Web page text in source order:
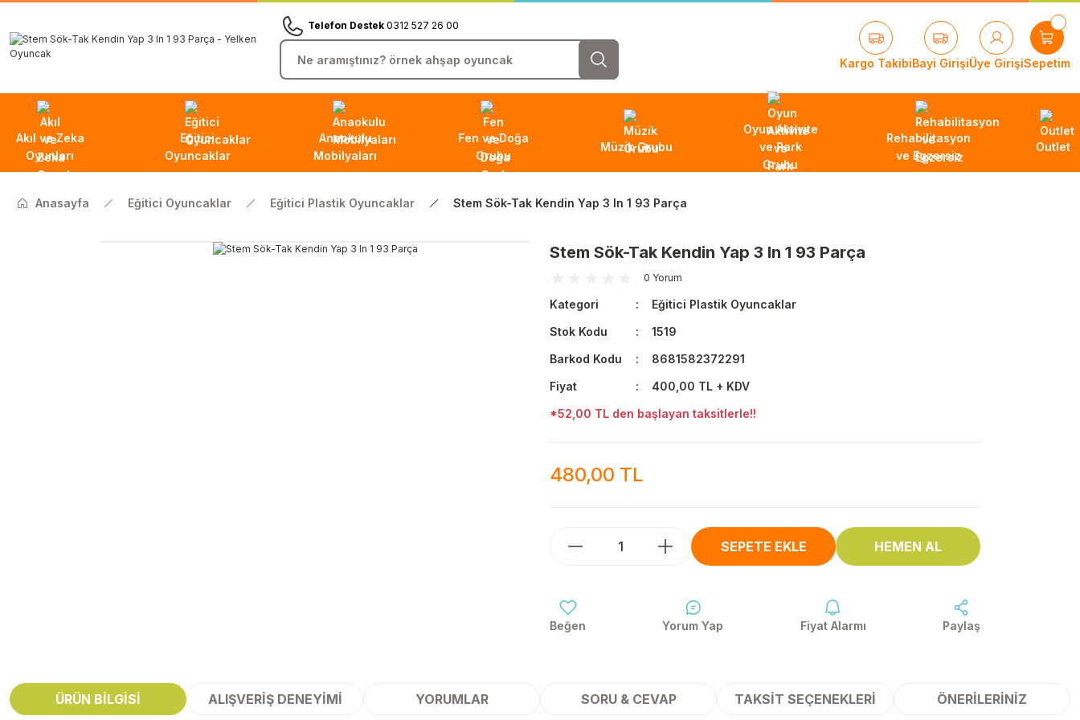
Telefon Destek 0312 527 26 00
Kargo TakibiBayi GirişiÜye GirişiSepetim
Akıl ve Zeka
Oyunları
Eğitici
Oyuncaklar
Anaokulu
Mobilyaları
Fen ve Doğa
Grubu
Müzik Grubu
Oyun Aktivite
ve Park
Grubu
Rehabilitasyon
ve Egzersiz
Outlet
Anasayfa Eğitici Oyuncaklar Eğitici Plastik Oyuncaklar Stem Sök-Tak Kendin Yap 3 In 1 93 Parça
Stem Sök-Tak Kendin Yap 3 In 1 93 Parça
0 Yorum
Kategori
Eğitici Plastik Oyuncaklar
Stok Kodu
1519
Barkod Kodu
8681582372291
Fiyat
400,00 TL + KDV
*52,00 TL den başlayan taksitlerle!!
480,00 TL
SEPETE EKLE HEMEN AL
Yorum Yap Fiyat Alarmı Paylaş
ÜRÜN BILGISI ALIŞVERIŞ DENEYIMI YORUMLAR SORU & CEVAP TAKSIT SEÇENEKLERI ÖNERILERINIZ